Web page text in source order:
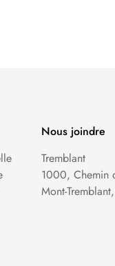
Nous joindre
Tremblant
1000, Chemin
Mont-